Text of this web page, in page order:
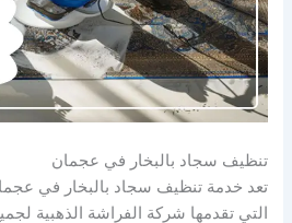
تنظيف سجاد بالبخار في عجمان
تعد خدمة تنظيف سجاد بالبخار في
التي تقدمها شركة الفراشة الذهبية